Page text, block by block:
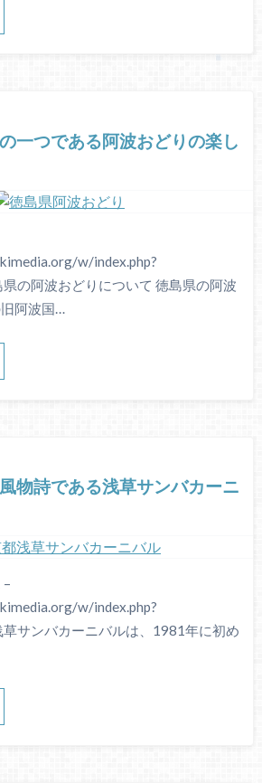
一つである阿波おどりの楽し
w/index.php?
の阿波おどりについて 徳島県の阿波
阿波国…
物詩である浅草サンバカーニ
–
w/index.php?
サンバカーニバルは、1981年に初め